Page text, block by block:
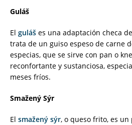
Guláš
El guláš es una adaptación checa
trata de un guiso espeso de carne
especias, que se sirve con pan o
reconfortante y sustanciosa,
meses fríos.
Smažený Sýr
El smažený sýr, o queso frito, es